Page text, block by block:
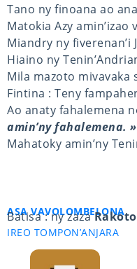
Tano ny finoana ao
Matokia Azy
Miandry ny
Hiaino ny
Mila mazoto mivavaka
Fintina : Teny
Ao anaty fahalemena
amin’ny fahalemena. »
Mahatoky amin’ny
ASA VAVOLOMBELONA
Batisa : ny zaza
IREO TOMPON’ANJARA